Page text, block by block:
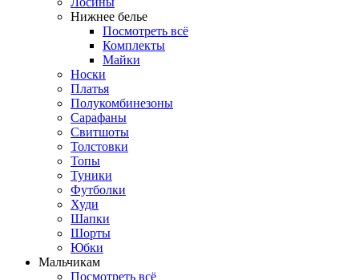
Нижнее белье
Посмотреть всё
Комплекты
Майки
Носки
Платья
Полукомбинезоны
Сарафаны
Свитшоты
Толстовки
Топы
Туники
Футболки
Худи
Шапки
Шорты
Юбки
Мальчикам
Посмотреть всё